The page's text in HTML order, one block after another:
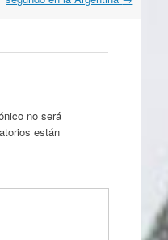
no será
están